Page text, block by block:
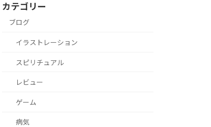
カテゴリー
ブログ
イラストレーション
スピリチュアル
レビュー
ゲーム
病気